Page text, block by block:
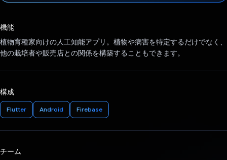
機能
植物育種家向けの人工知能アプリ。植物や病害を特定するだけでなく、
他の栽培者や販売店との関係を構築することもできます。
構成
Flutter Android Firebase
チーム